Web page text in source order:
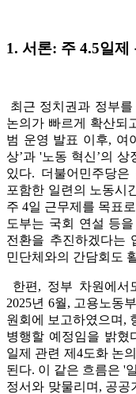
1. 서론: 주 4.5일제
최근 정치권과 정부
논의가 빠르게 확산되
범 운영 발표 이후, 여
상’과 '노동 혁신’의
있다. 더불어민주당은
포함한 일련의 노동시
주 4일 근무제를 목표
도부는 국회 연설 등
전환을 추진하겠다는
민단체와의 간담회도
한편, 정부 차원에서
2025년 6월, 고용노동
원회에 보고하였으며,
병행할 예정임을 밝혔
일제 관련 제4도화 논
된다. 이 같은 흐름은 '
정서와 맞물리며, 공공